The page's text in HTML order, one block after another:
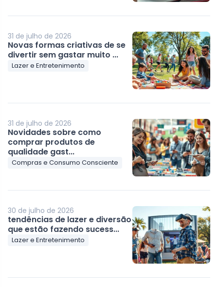
31 de julho de 2026
Novas formas criativas de se
divertir sem gastar muito ...
Lazer e Entretenimento
31 de julho de 2026
Novidades sobre como
comprar produtos de
qualidade gast...
Compras e Consumo Consciente
30 de julho de 2026
tendências de lazer e diversão
que estão fazendo sucess...
Lazer e Entretenimento